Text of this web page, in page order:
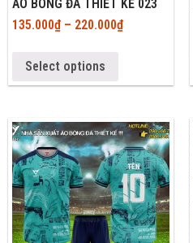
ÁO BÓNG ĐÁ THIẾT KẾ 023
135.000₫– 220.000₫
Select options